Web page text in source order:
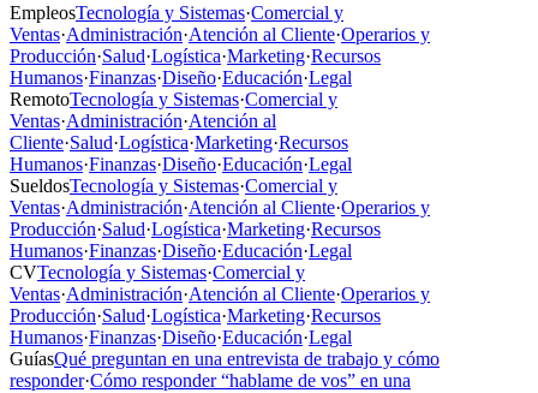
EmpleosTecnología y Sistemas·Comercial y
Ventas·Administración·Atención al Cliente·Operarios y
Producción·Salud·Logística·Marketing·Recursos
Humanos·Finanzas·Diseño·Educación·Legal
RemotoTecnología y Sistemas·Comercial y
Ventas·Administración·Atención al
Cliente·Salud·Logística·Marketing·Recursos
Humanos·Finanzas·Diseño·Educación·Legal
SueldosTecnología y Sistemas·Comercial y
Ventas·Administración·Atención al Cliente·Operarios y
Producción·Salud·Logística·Marketing·Recursos
Humanos·Finanzas·Diseño·Educación·Legal
CVTecnología y Sistemas·Comercial y
Ventas·Administración·Atención al Cliente·Operarios y
Producción·Salud·Logística·Marketing·Recursos
Humanos·Finanzas·Diseño·Educación·Legal
GuíasQué preguntan en una entrevista de trabajo y cómo
responder·Cómo responder “hablame de vos” en una